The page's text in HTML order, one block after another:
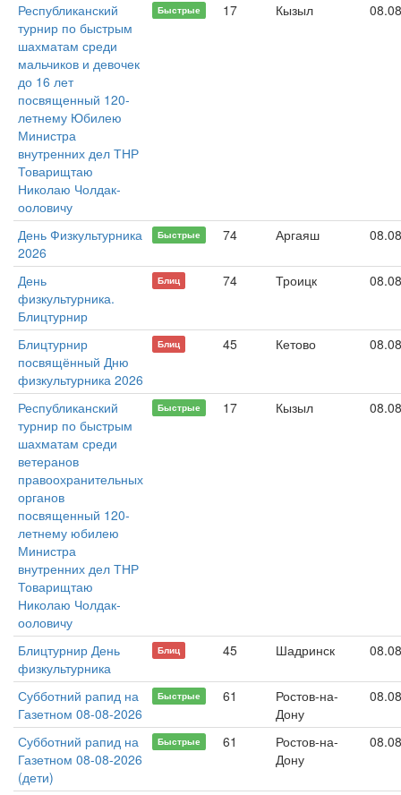
Республиканский
турнир по быстрым
шахматам среди
мальчиков и девочек
до 16 лет
посвященный 120-
летнему Юбилею
Министра
внутренних дел ТНР
Товарищтаю
Николаю Чолдак-
ооловичу
Быстрые 17 Кызыл
День Физкультурника
2026
Быстрые 74 Аргаяш
День
физкультурника.
Блицтурнир
Блиц 74 Троицк
Блицтурнир
посвящённый Дню
физкультурника 2026
Блиц 45 Кетово
Республиканский
турнир по быстрым
шахматам среди
ветеранов
правоохранительных
органов
посвященный 120-
летнему юбилею
Министра
внутренних дел ТНР
Товарищтаю
Николаю Чолдак-
ооловичу
Быстрые 17 Кызыл
Блицтурнир День
физкультурника
Блиц 45 Шадринск
Субботний рапид на
Газетном 08-08-2026
Быстрые 61
Ростов-на-
Дону
Субботний рапид на
Газетном 08-08-2026
(дети)
Быстрые 61
Ростов-на-
Дону